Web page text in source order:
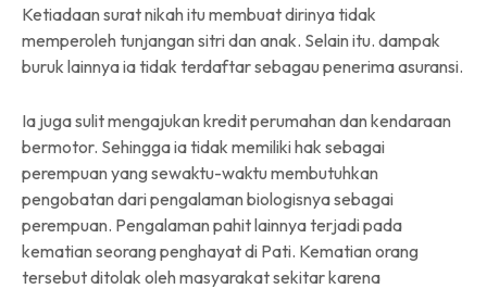
Ketiadaan surat nikah itu membuat dirinya tidak
memperoleh tunjangan sitri dan anak. Selain itu. dampak
buruk lainnya ia tidak terdaftar sebagau penerima asuransi.
Ia juga sulit mengajukan kredit perumahan dan kendaraan
bermotor. Sehingga ia tidak memiliki hak sebagai
perempuan yang sewaktu-waktu membutuhkan
pengobatan dari pengalaman biologisnya sebagai
perempuan. Pengalaman pahit lainnya terjadi pada
kematian seorang penghayat di Pati. Kematian orang
tersebut ditolak oleh masyarakat sekitar karena